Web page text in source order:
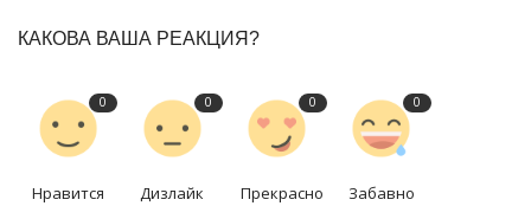
КАКОВА ВАША РЕАКЦИЯ?
0
Нравится
0
Дизлайк
0
Прекрасно
0
Забавно